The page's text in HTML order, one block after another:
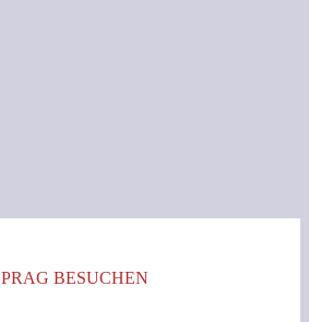
PRAG BESUCHEN